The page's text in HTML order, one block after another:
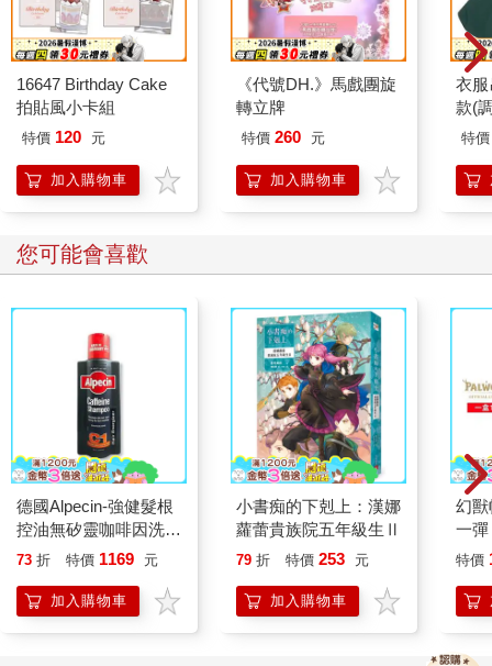
16647 Birthday Cake
拍貼風小卡組
特價 120 元
加入購物車
《代號DH.》馬戲團旋
轉立牌
特價 260 元
加入購物車
衣
款(
特價
您可能會喜歡
德國Alpecin-強健髮根
控油無矽靈咖啡因洗髮
凝露375ml/瓶-C1強健
調理頭皮洗髮液/0矽靈
滋潤洗頭髮水/一般髮
73 折 特價 1169 元
加入購物車
小書痴的下剋上：漢娜
蘿蕾貴族院五年級生Ⅱ
79 折 特價 253 元
加入購物車
幻
一彈
特價